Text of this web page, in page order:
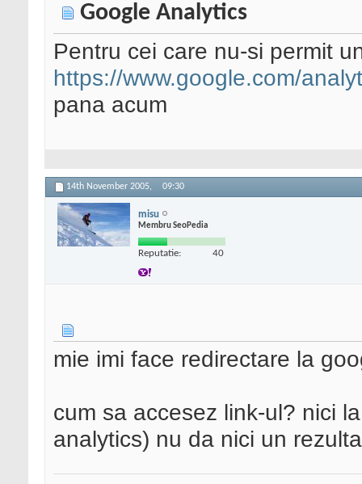
Google Analytics
Pentru cei care nu-si permit
https://www.google.com/
pana acum
14th November 2005, 09:30
misu
Membru SeoPedia
Reputatie: 40
mie imi face redirectare la
cum sa accesez link-ul? nici
analytics) nu da nici un